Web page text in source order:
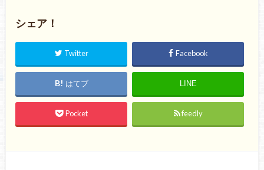
シェア！
Twitter Facebook
はてブ LINE
Pocket feedly